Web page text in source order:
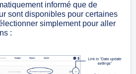
informé que de
sont disponibles pour certaines
simplement pour aller
: